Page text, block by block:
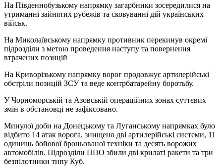
На Південнобузькому напрямку загарбники зосередилися на
утриманні зайнятих рубежів та сковуванні дій українських
військ.
На Миколаївському напрямку противник перекинув окремі
підрозділи з метою проведення наступу та повернення
втрачених позицій
На Криворізькому напрямку ворог продовжує артилерійські
обстріли позицій ЗСУ та веде контрбатарейну боротьбу.
У Чорноморській та Азовській операційних зонах суттєвих
змін в обстановці не зафіксовано.
Минулої доби на Донецькому та Луганському напрямках було
відбито 14 атак ворога, знищено дві артилерійські системи, 11
одиниць бойової броньованої техніки та десять ворожих
автомобілів. Підрозділи ППО збили дві крилаті ракети та три
безпілотники типу Куб.